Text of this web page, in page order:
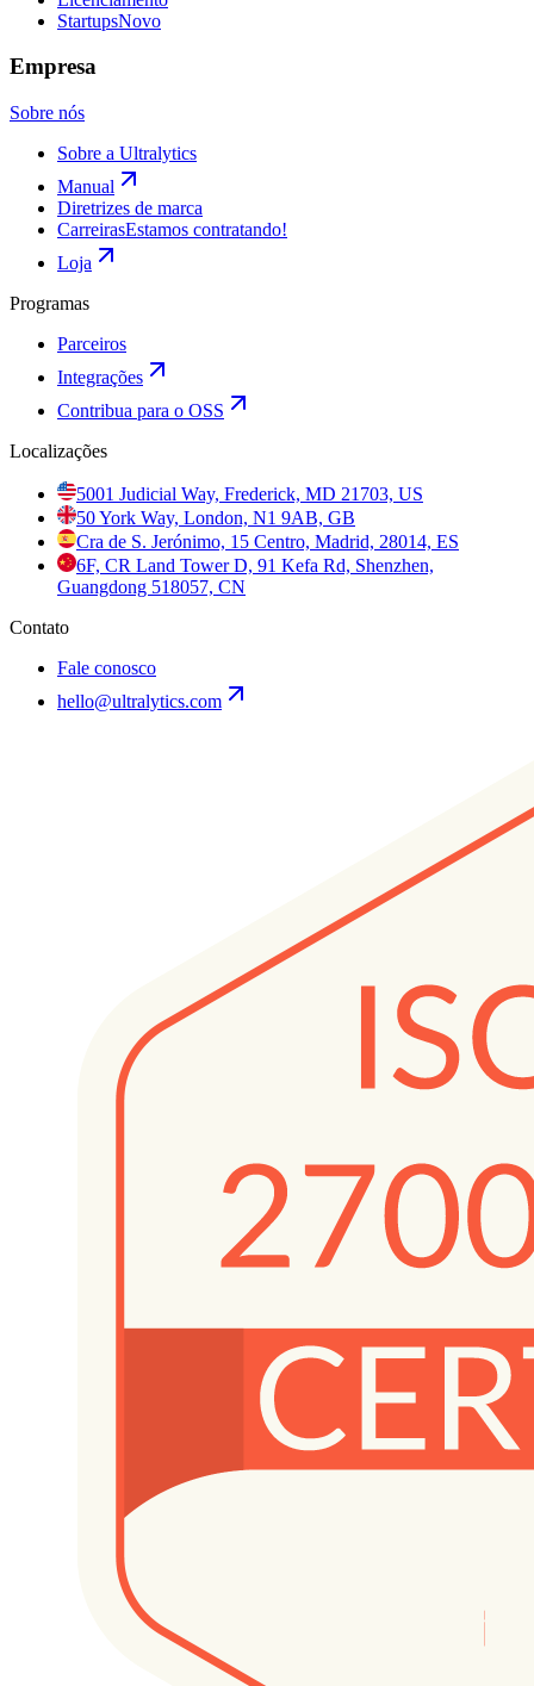
StartupsNovo
Empresa
Sobre nós
Sobre a Ultralytics
Manual
Diretrizes de marca
CarreirasEstamos contratando!
Loja
Programas
Parceiros
Integrações
Contribua para o OSS
Localizações
5001 Judicial Way, Frederick, MD 21703, US
50 York Way, London, N1 9AB, GB
Cra de S. Jerónimo, 15 Centro, Madrid, 28014, ES
6F, CR Land Tower D, 91 Kefa Rd, Shenzhen,
Guangdong 518057, CN
Contato
Fale conosco
hello@ultralytics.com